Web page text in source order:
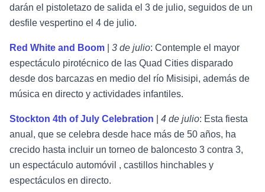
darán el pistoletazo de salida el 3 de julio, seguidos de un
desfile vespertino el 4 de julio.
Red White and Boom 3 de julio: Contemple el mayor
espectáculo pirotécnico de las Quad Cities disparado
desde dos barcazas en medio del río Misisipi, además de
música en directo y actividades infantiles.
Stockton 4th of July Celebration 4 de julio: Esta fiesta
anual, que se celebra desde hace más de 50 años, ha
crecido hasta incluir un torneo de baloncesto 3 contra 3,
un espectáculo automóvil , castillos hinchables y
espectáculos en directo.